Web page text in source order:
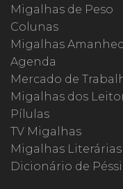
Migalhas de Peso
Colunas
Migalhas
Agenda
Mercado de
Migalhas dos
Pílulas
TV Migalhas
Migalhas Literárias
Dicionário de